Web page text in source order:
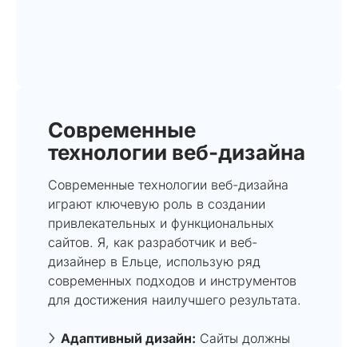
Современные
технологии веб-дизайна
Современные технологии веб-дизайна
играют ключевую роль в создании
привлекательных и функциональных
сайтов. Я, как разработчик и веб-
дизайнер в Ельце, использую ряд
современных подходов и инструментов
для достижения наилучшего результата.
Адаптивный дизайн: Сайты должны